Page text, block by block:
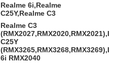
Realme 6i,Realme
C25Y,Realme C3
Realme C3
C25Y
6i RMX2040